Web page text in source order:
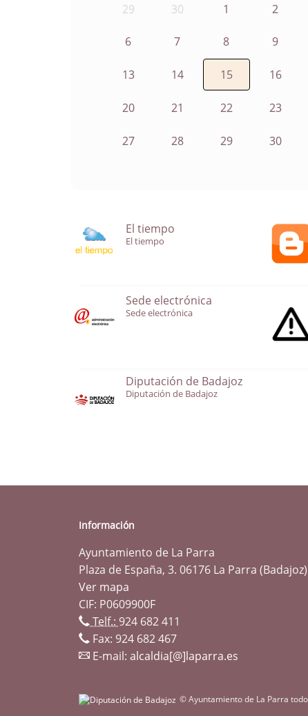
29 30 1 2
6 7 8 9
13 14 15 16
20 21 22 23
27 28 29 30
El tiempo
El tiempo
Sede electrónica
Sede electrónica
Diputación de Badajoz
Diputación de Badajoz
Información
Ayuntamiento de La Parra
Plaza de España, 3. 06176 La Parra (Badajoz)
Ver mapa
CIF: P0609900F
Telf.:924 682 411
Fax: 924 682 467
E-mail: alcaldia[@]laparra.es
© Ayuntamiento de La Parra